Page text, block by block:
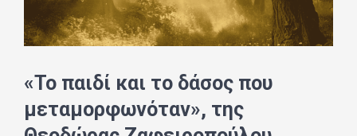
«Το παιδί και το δάσος που
μεταμορφωνόταν», της